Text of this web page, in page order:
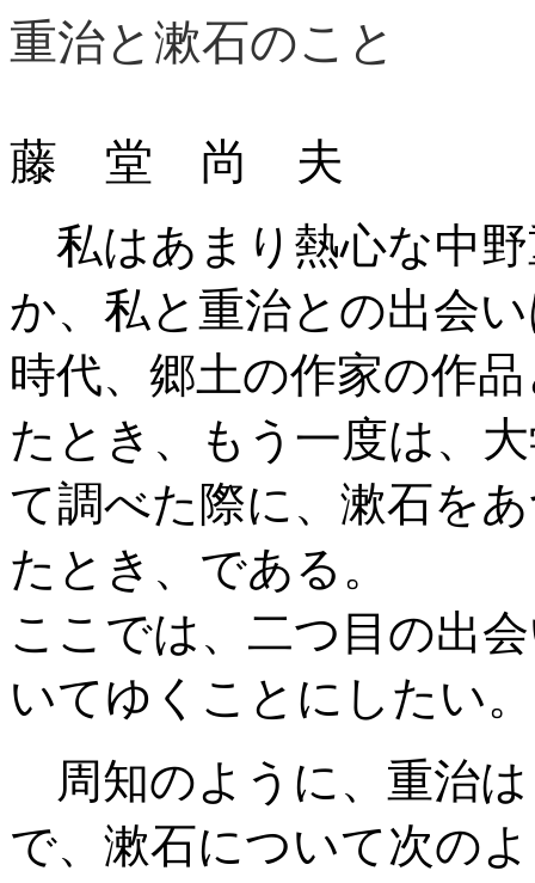
重治と漱石のこと
藤 堂 尚 夫
私はあまり熱心な中
か、私と重治との出会
時代、郷土の作家の作
たとき、もう一度は、
て調べた際に、漱石を
たとき、である。
ここでは、二つ目の出
いてゆくことにしたい。
周知のように、重治
で、漱石について次の